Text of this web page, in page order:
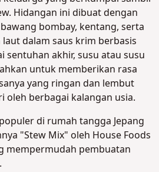
Hidangan ini dibuat dengan
bombay, kentang, serta
dalam saus krim berbasis
sentuhan akhir, susu atau susu
untuk memberikan rasa
yang ringan dan lembut
oleh berbagai kalangan usia.
di rumah tangga Jepang
"Stew Mix" oleh House Foods
mempermudah pembuatan